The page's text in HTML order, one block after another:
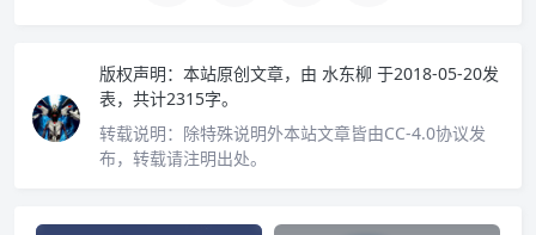
版权声明： 本站原创文章，由 水东柳 于2018-05-20发
表，共计2315字。
转载说明： 除特殊说明外本站文章皆由CC-4.0协议发
布，转载请注明出处。